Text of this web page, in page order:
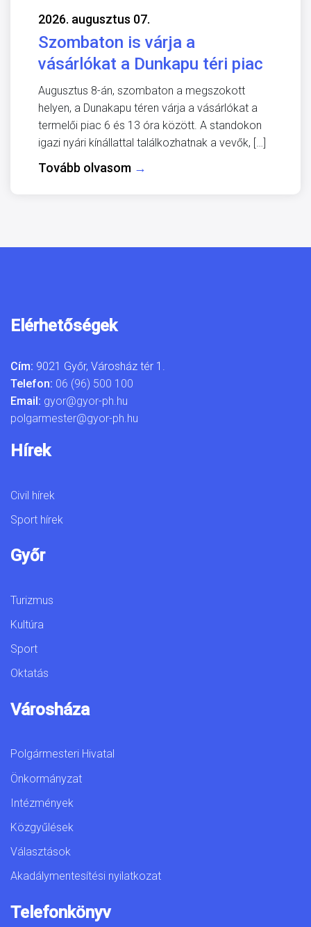
2026. augusztus 07.
Szombaton is várja a
vásárlókat a Dunkapu téri piac
Augusztus 8-án, szombaton a megszokott
helyen, a Dunakapu téren várja a vásárlókat a
termelői piac 6 és 13 óra között. A standokon
igazi nyári kínállattal találkozhatnak a vevők, […]
Tovább olvasom →
Elérhetőségek
Cím: 9021 Győr, Városház tér 1.
Telefon: 06 (96) 500 100
Email: gyor@gyor-ph.hu
polgarmester@gyor-ph.hu
Hírek
Civil hírek
Sport hírek
Győr
Turizmus
Kultúra
Sport
Oktatás
Városháza
Polgármesteri Hivatal
Önkormányzat
Intézmények
Közgyűlések
Választások
Akadálymentesítési nyilatkozat
Telefonkönyv